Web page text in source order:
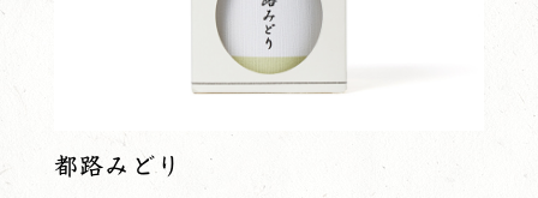
都路みどり